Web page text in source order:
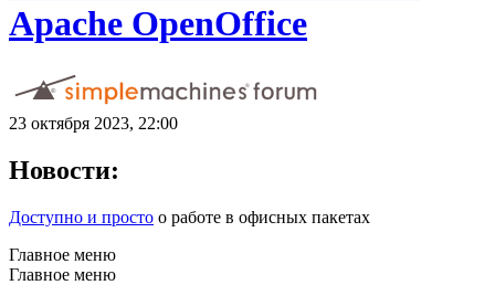
Apache OpenOffice
23 октября 2023, 22:00
Новости:
Доступно и просто о работе в офисных пакетах
Главное меню
Главное меню